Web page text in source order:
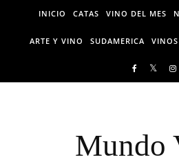
Skip to content
INICIO CATAS VINO DEL MES
ARTE Y VINO SUDAMERICA VINOS
Mundo